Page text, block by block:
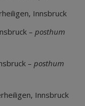
Innsbruck
– posthum
– posthum
Innsbruck